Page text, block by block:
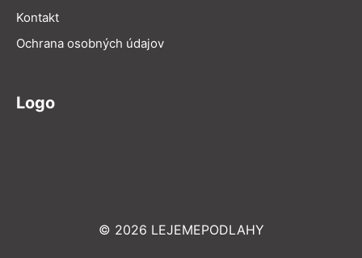
Kontakt
Ochrana osobných údajov
Logo
© 2026 LEJEMEPODLAHY